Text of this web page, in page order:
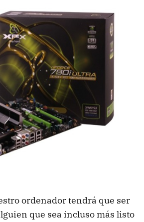
ordenador tendrá que ser
que sea incluso más listo